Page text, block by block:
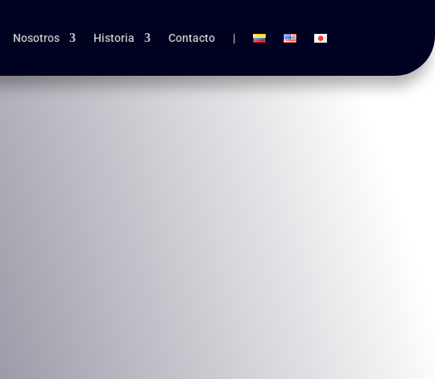
Nosotros Historia Contacto |